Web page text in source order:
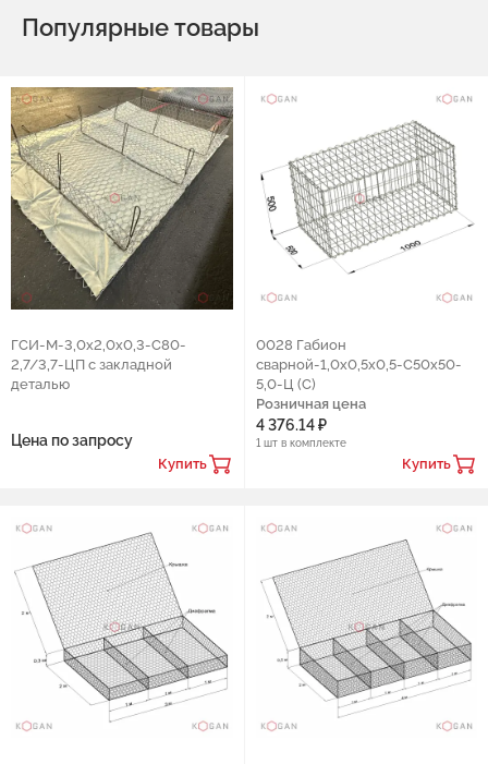
Популярные товары
ГСИ-М-3,0х2,0х0,3-С80-
2,7/3,7-ЦП с закладной
деталью
Цена по запросу
Купить
0028 Габион
сварной-1,0х0,5х0,5-С50х50-
5,0-Ц (С)
Розничная цена
4 376.14 ₽
1 шт в комплекте
Купить